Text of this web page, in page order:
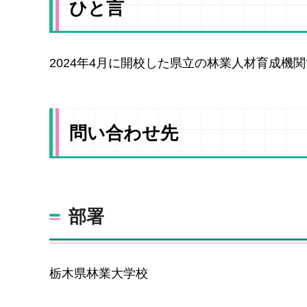
ひと言
2024年4月に開校した県立の林業人材育成機
問い合わせ先
部署
栃木県林業大学校